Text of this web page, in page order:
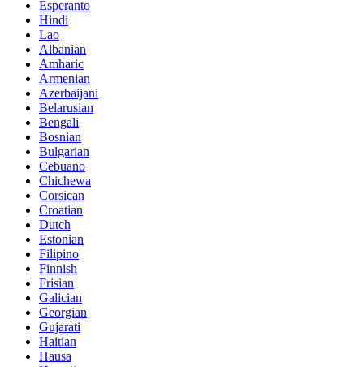
Esperanto
Hindi
Lao
Albanian
Amharic
Armenian
Azerbaijani
Belarusian
Bengali
Bosnian
Bulgarian
Cebuano
Chichewa
Corsican
Croatian
Dutch
Estonian
Filipino
Finnish
Frisian
Galician
Georgian
Gujarati
Haitian
Hausa